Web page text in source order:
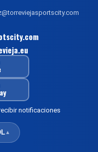
notificaciones
▲